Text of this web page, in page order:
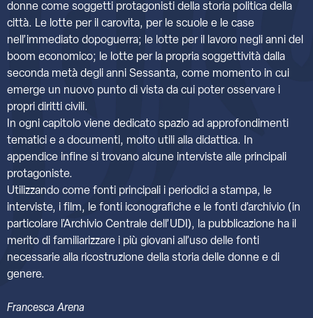
donne come soggetti protagonisti della storia politica della
città. Le lotte per il carovita, per le scuole e le case
nell’immediato dopoguerra; le lotte per il lavoro negli anni del
boom economico; le lotte per la propria soggettività dalla
seconda metà degli anni Sessanta, come momento in cui
emerge un nuovo punto di vista da cui poter osservare i
propri diritti civili.
In ogni capitolo viene dedicato spazio ad approfondimenti
tematici e a documenti, molto utili alla didattica. In
appendice infine si trovano alcune interviste alle principali
protagoniste.
Utilizzando come fonti principali i periodici a stampa, le
interviste, i film, le fonti iconografiche e le fonti d’archivio (in
particolare l’Archivio Centrale dell’UDI), la pubblicazione ha il
merito di familiarizzare i più giovani all’uso delle fonti
necessarie alla ricostruzione della storia delle donne e di
genere.
Francesca Arena